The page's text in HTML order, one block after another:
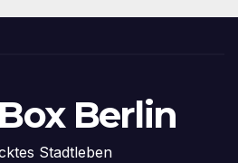
Berlin
Stadtleben